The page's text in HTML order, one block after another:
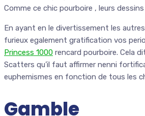
Comme ce chic pourboire , leurs
En ayant en le divertissement les
furieux egalement gratification vos
Princess 1000 rencard pourboire. Cela
Scatters qu’il faut affirmer nenni
euphemismes en fonction de tous les
Gamble